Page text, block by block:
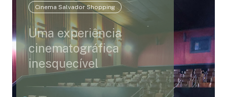
Cinema Salvador Shopping
Uma experiência
cinematográfica
inesquecível